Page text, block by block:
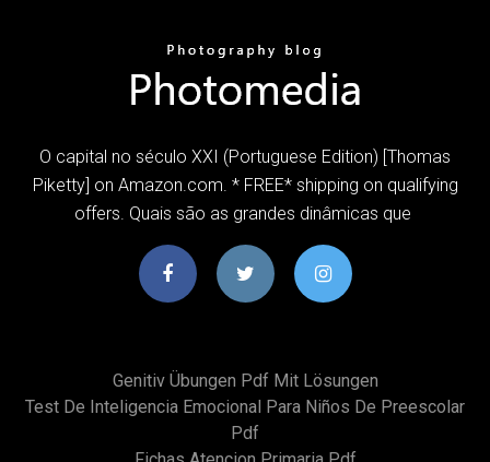
O capital no século XXI (Portuguese Edition) [Thomas
Piketty] on Amazon.com. * FREE* shipping on qualifying
offers. Quais são as grandes dinâmicas que
Genitiv Übungen Pdf Mit Lösungen
Test De Inteligencia Emocional Para Niños De Preescolar
Pdf